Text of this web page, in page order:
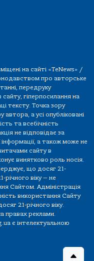
на сайті «TeNews» /
про авторське
передруку
гіперпосилання на
тексту. Точка зору
а усі опубліковані
та всебічність
не відповідає за
а також може не
сайту в
винятково роль носія.
що досяг 21-
річного віку — не
Сайтом. Адміністрація
використання Сайту
21-річного віку.
правах реклами.
є інтелектуальною